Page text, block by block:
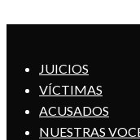
JUICIOS
VÍCTIMAS
ACUSADOS
NUESTRAS